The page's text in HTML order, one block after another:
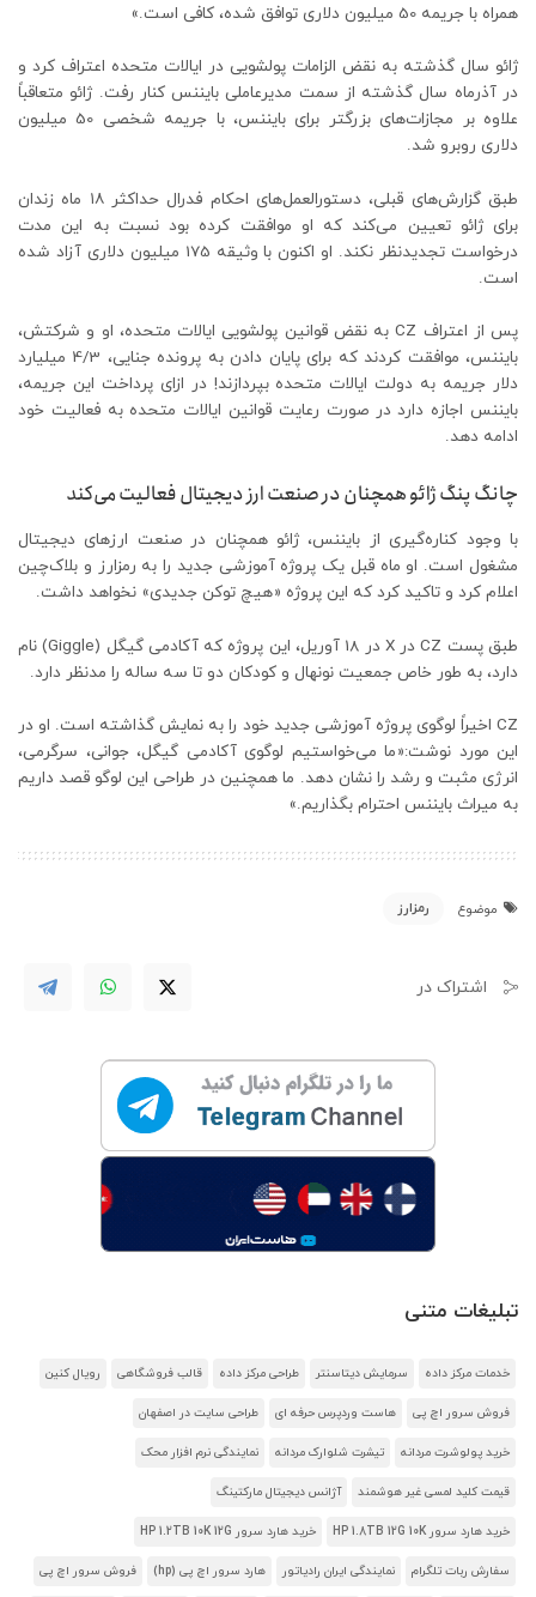
همراه با جریمه 50 میلیون دلاری توافق شده، کافی است.»
ژائو سال گذشته به نقض الزامات پولشویی در ایالات متحده اعتراف کرد و
در آذرماه سال گذشته از سمت مدیرعاملی بایننس کنار رفت. ژائو متعاقباً
علاوه بر مجازات‌های بزرگتر برای بایننس، با جریمه شخصی 50 میلیون
دلاری روبرو شد.
طبق گزارش‌های قبلی، دستورالعمل‌های احکام فدرال حداکثر ۱۸ ماه زندان
برای ژائو تعیین می‌کند که او موافقت کرده بود نسبت به این مدت
درخواست تجدیدنظر نکند. او اکنون با وثیقه 175 میلیون دلاری آزاد شده
است.
پس از اعتراف CZ به نقض قوانین پولشویی ایالات متحده، او و شرکتش،
بایننس، موافقت کردند که برای پایان دادن به پرونده جنایی، 4/3 میلیارد
دلار جریمه به دولت ایالات متحده بپردازند! در ازای پرداخت این جریمه،
بایننس اجازه دارد در صورت رعایت قوانین ایالات متحده به فعالیت خود
ادامه دهد.
چانگ پنگ ژائو همچنان در صنعت ارز دیجیتال فعالیت می‌کند
با وجود کناره‌گیری از بایننس، ژائو همچنان در صنعت ارزهای دیجیتال
مشغول است. او ماه قبل یک پروژه آموزشی جدید را به رمزارز و بلاک‌چین
اعلام کرد و تاکید کرد که این پروژه «هیچ توکن جدیدی» نخواهد داشت.
طبق پست CZ در X در 18 آوریل، این پروژه که آکادمی گیگل (Giggle) نام
دارد، به طور خاص جمعیت نونهال و کودکان دو تا سه ساله را مدنظر دارد.
CZ اخیراً لوگوی پروژه آموزشی جدید خود را به نمایش گذاشته است. او در
این مورد نوشت:«ما می‌خواستیم لوگوی آکادمی گیگل، جوانی، سرگرمی،
انرژی مثبت و رشد را نشان دهد. ما همچنین در طراحی این لوگو قصد داریم
به میراث بایننس احترام بگذاریم.»
موضوع رمزارز
اشتراک در
تبلیغات متنی
خدمات مرکز داده سرمایش دیتاسنتر طراحی مرکز داده قالب فروشگاهی رویال کنین
فروش سرور اچ پی هاست وردپرس حرفه ای طراحی سایت در اصفهان
خرید پولوشرت مردانه تیشرت شلوارک مردانه نمایندگی نرم افزار محک
قیمت کلید لمسی غیر هوشمند آژانس دیجیتال مارکتینگ
خرید هارد سرور HP 1.8TB 12G 10K خرید هارد سرور HP 1.2TB 10K 12G
سفارش ربات تلگرام نمایندگی ایران رادیاتور هارد سرور اچ پی (hp) فروش سرور اچ پی